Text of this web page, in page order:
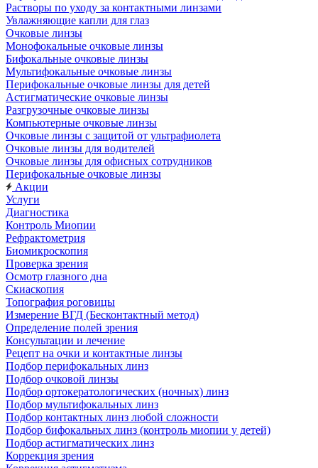
Растворы по уходу за контактными линзами
Увлажняющие капли для глаз
Очковые линзы
Монофокальные очковые линзы
Бифокальные очковые линзы
Мультифокальные очковые линзы
Перифокальные очковые линзы для детей
Астигматические очковые линзы
Разгрузочные очковые линзы
Компьютерные очковые линзы
Очковые линзы с защитой от ультрафиолета
Очковые линзы для водителей
Очковые линзы для офисных сотрудников
Перифокальные очковые линзы
Акции
Услуги
Диагностика
Контроль Миопии
Рефрактометрия
Биомикроскопия
Проверка зрения
Осмотр глазного дна
Скиаскопия
Топография роговицы
Измерение ВГД (Бесконтактный метод)
Определение полей зрения
Консультации и лечение
Рецепт на очки и контактные линзы
Подбор перифокальных линз
Подбор очковой линзы
Подбор ортокератологических (ночных) линз
Подбор мультифокальных линз
Подбор контактных линз любой сложности
Подбор бифокальных линз (контроль миопии у детей)
Подбор астигматических линз
Коррекция зрения